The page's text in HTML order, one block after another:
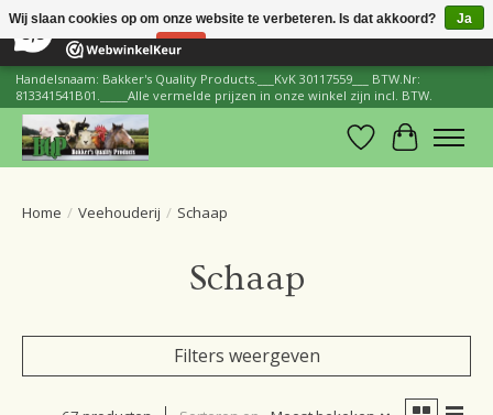
206 Reviews ×
Handelsnaam: Bakker's Quality Products.___KvK 30117559___ BTW.Nr:
813341541B01._____Alle vermelde prijzen in onze winkel zijn incl. BTW.
Verlanglijst
Home / Veehouderij / Schaap
Schaap
Filters weergeven
Wij slaan cookies op om onze website te verbeteren. Is dat akkoord?
Ja
Nee